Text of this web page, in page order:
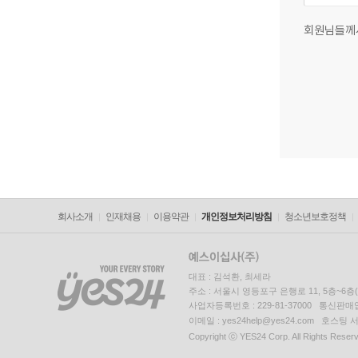
회원님들
회사소개 인재채용 이용약관 개인정보처리방침 청소년보호정책
대표 : 김석환, 최세라
주소 : 서울시 영등포구 은행로 11, 5층~6
사업자등록번호 : 229-81-37000 통신판매
이메일 : yes24help@yes24.com 호스팅
Copyright ⓒ YES24 Corp. All Rights